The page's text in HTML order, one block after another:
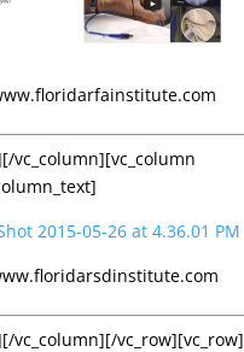
vc_column][vc_column
vc_column][/vc_row][vc_row]